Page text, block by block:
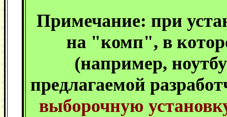
Примечание: при
на "комп", в
(например,
предлагаемой
выборочную